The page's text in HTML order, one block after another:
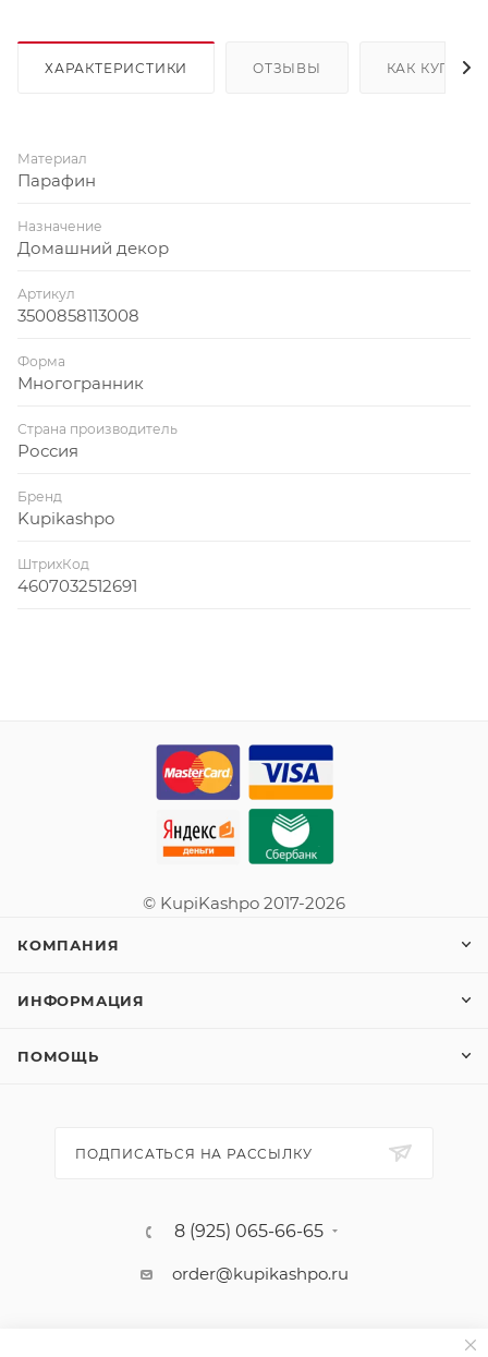
ХАРАКТЕРИСТИКИ ОТЗЫВЫ КАК КУПИТЬ
Материал
Парафин
Назначение
Домашний декор
Артикул
3500858113008
Форма
Многогранник
Страна производитель
Россия
Бренд
Kupikashpo
ШтрихКод
4607032512691
© KupiKashpo 2017-2026
КОМПАНИЯ
ИНФОРМАЦИЯ
ПОМОЩЬ
ПОДПИСАТЬСЯ НА РАССЫЛКУ
8 (925) 065-66-65
order@kupikashpo.ru